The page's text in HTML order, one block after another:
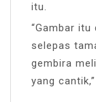
itu.
“Gambar
selepas
gembira
yang